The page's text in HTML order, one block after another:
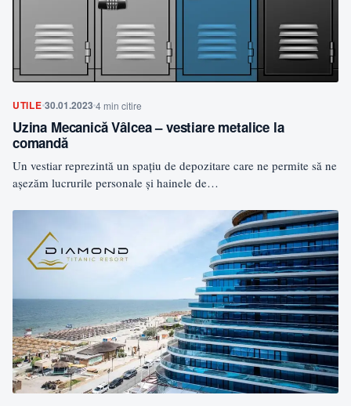
UTILE 30.01.2023 4 min citire
Uzina Mecanică Vâlcea – vestiare metalice la
comandă
Un vestiar reprezintă un spațiu de depozitare care ne permite să ne
așezăm lucrurile personale și hainele de…